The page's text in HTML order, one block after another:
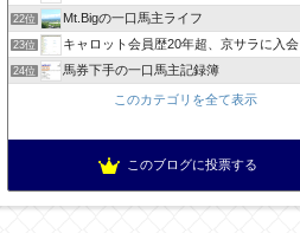
22位 Mt.Bigの一口馬主ライフ
23位 キャロット会員歴20年超、京サラに入会
24位 馬券下手の一口馬主記録簿
このカテゴリを全て表示
このブログに投票する